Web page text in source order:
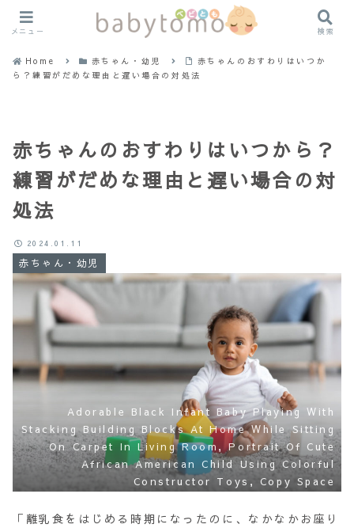
Home 赤ちゃん・幼児
赤ちゃんのおすわりはいつか
ら？練習がだめな理由と遅い場合の対処法
赤ちゃんのおすわりはいつから？
練習がだめな理由と遅い場合の対
処法
赤ちゃん・幼児
Adorable Black Infant Baby Playing With
Stacking Building Blocks At Home While Sitting
On Carpet In Living Room, Portrait Of Cute
African American Child Using Colorful
Constructor Toys, Copy Space
2024.01.11
「離乳食をはじめる時期になったのに、なかなかお座り
メニュー 検索